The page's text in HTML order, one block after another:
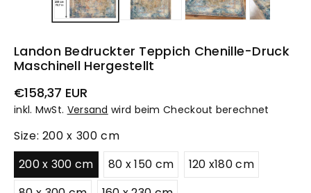
Landon Bedruckter Teppich Chenille-Druck
Maschinell Hergestellt
Normaler
Preis
€158,37 EUR
inkl. MwSt. Versand wird beim Checkout berechnet
Size: 200 x 300 cm
200 x 300 cm
80 x 150 cm
120 x180 cm